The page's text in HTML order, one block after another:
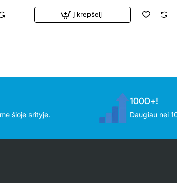
Į krepšelį
šioje srityje.
1000+!
Daugiau nei